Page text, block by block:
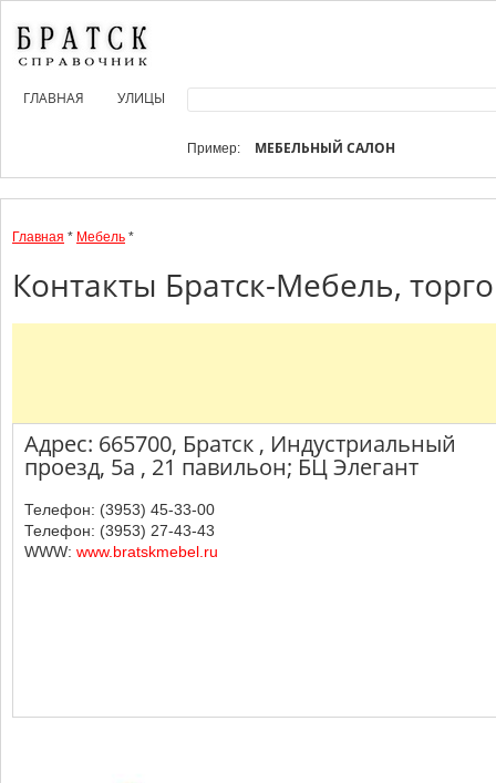
ГЛАВНАЯ УЛИЦЫ
Пример: МЕБЕЛЬНЫЙ САЛОН
Главная * Мебель *
Контакты Братск-Мебель,
Адрес: 665700, Братск , Индустриальный
проезд, 5а , 21 павильон; БЦ Элегант
Телефон: (3953) 45-33-00
Телефон: (3953) 27-43-43
WWW: www.bratskmebel.ru